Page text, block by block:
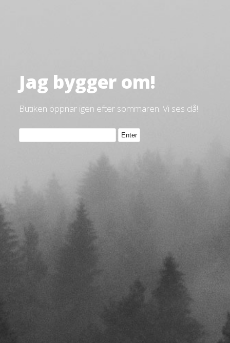
Jag bygger om!
Butiken öppnar igen efter sommaren. Vi ses då!